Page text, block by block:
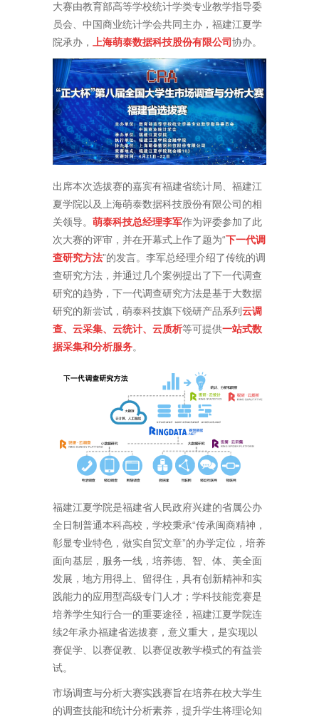
大赛由教育部高等学校统计学类专业教学指导委
员会、中国商业统计学会共同主办，福建江夏学
院承办，
上海萌泰数据科技股份有限公司协办。
出席本次选拔赛的嘉宾有福建省统计局、福建江
夏学院以及上海萌泰数据科技股份有限公司的相
关领导。 萌泰科技总经理李军作为评委参加了此
次大赛的评审，并在开幕式上作了题为“下一代调
查研究方法”的发言。李军总经理介绍了传统的调
查研究方法，并通过几个案例提出了下一代调查
研究的趋势，下一代调查研究方法是基于大数据
研究的新尝试，萌泰科技旗下锐研产品系列云调
查、云采集、云统计、云质析等可提供一站式数
据采集和分析服务。
福建江夏学院是福建省人民政府兴建的省属公办
全日制普通本科高校，学校秉承“传承闽商精神，
彰显专业特色，做实自贸文章”的办学定位，培养
面向基层，服务一线，培养德、智、体、美全面
发展，地方用得上、留得住，具有创新精神和实
践能力的应用型高级专门人才；学科技能竞赛是
培养学生知行合一的重要途径，福建江夏学院连
续2年承办福建省选拔赛，意义重大，是实现以
赛促学、以赛促教、以赛促改教学模式的有益尝
试。
市场调查与分析大赛实践赛旨在培养在校大学生
的调查技能和统计分析素养，提升学生将理论知